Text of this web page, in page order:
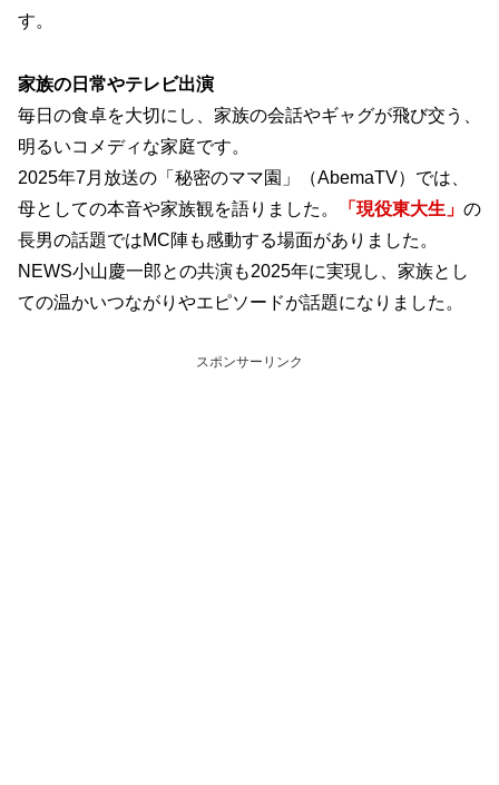
す。
家族の日常やテレビ出演
毎日の食卓を大切にし、家族の会話やギャグが飛び交う、
明るいコメディな家庭です。
2025年7月放送の「秘密のママ園」（AbemaTV）では、
母としての本音や家族観を語りました。
「現役東大生」 の
長男の話題ではMC陣も感動する場面がありました。
NEWS小山慶一郎との共演も2025年に実現し、家族とし
ての温かいつながりやエピソードが話題になりました。
スポンサーリンク